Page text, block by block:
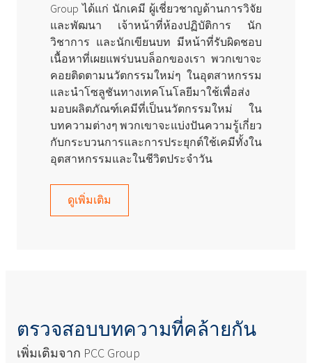
Group ได้แก่ นักเคมี ผู้เชี่ยวชาญด้านการวิจัย
และพัฒนา เจ้าหน้าที่ห้องปฏิบัติการ นัก
วิชาการ และนักเขียนบท มีหน้าที่รับผิดชอบ
เนื้อหาที่เผยแพร่บนบล็อกของเรา พวกเขาจะ
คอยติดตามนวัตกรรมใหม่ๆ ในอุตสาหกรรม
และนำโซลูชันทางเทคโนโลยีมาใช้เพื่อส่ง
มอบผลิตภัณฑ์เคมีที่เป็นนวัตกรรมใหม่ ใน
บทความต่างๆ พวกเขาจะแบ่งปันความรู้เกี่ยว
กับกระบวนการและการประยุกต์ใช้เคมีทั้งใน
อุตสาหกรรมและในชีวิตประจำวัน
ดูเพิ่มเติม
ตรวจสอบบทความที่คล้ายกัน
เพิ่มเติมจาก PCC Group